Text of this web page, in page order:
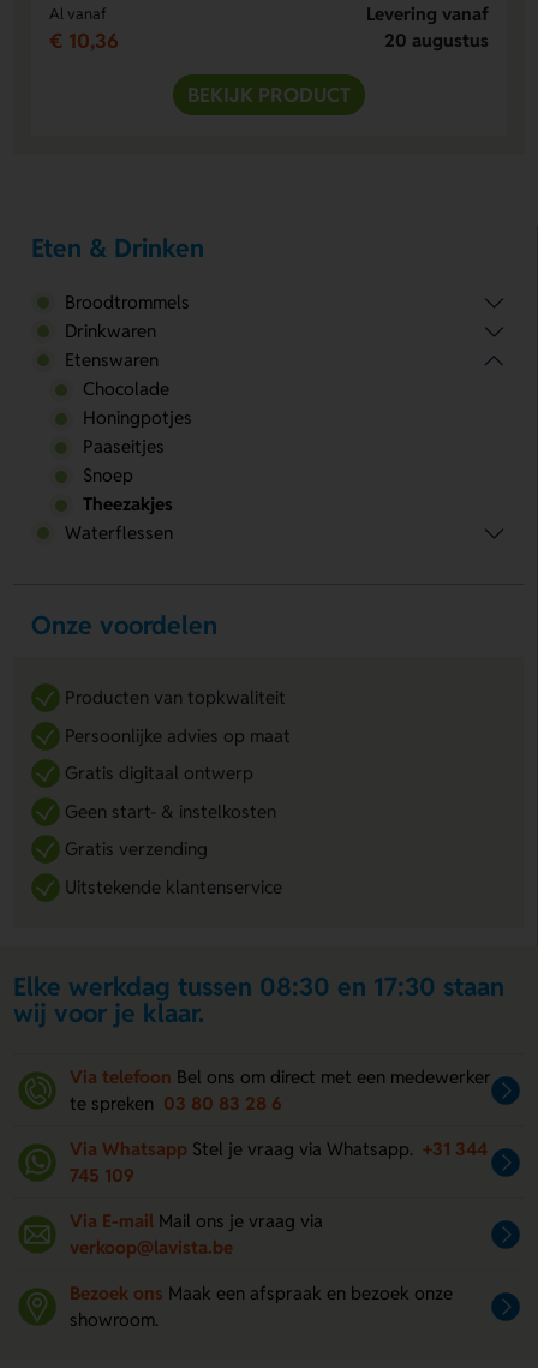
Al vanaf
€ 10,36
Levering vanaf
20 augustus
BEKIJK PRODUCT
Eten & Drinken
Broodtrommels
Drinkwaren
Etenswaren
Chocolade
Honingpotjes
Paaseitjes
Snoep
Theezakjes
Waterflessen
Onze voordelen
Producten van topkwaliteit
Persoonlijke advies op maat
Gratis digitaal ontwerp
Geen start- & instelkosten
Gratis verzending
Uitstekende klantenservice
Elke werkdag tussen 08:30 en 17:30 staan
wij voor je klaar.
Via telefoon Bel ons om direct met een medewerker
te spreken 03 80 83 28 6
Via Whatsapp Stel je vraag via Whatsapp. +31 344
745 109
Via E-mail Mail ons je vraag via
verkoop@lavista.be
Bezoek ons Maak een afspraak en bezoek onze
showroom.